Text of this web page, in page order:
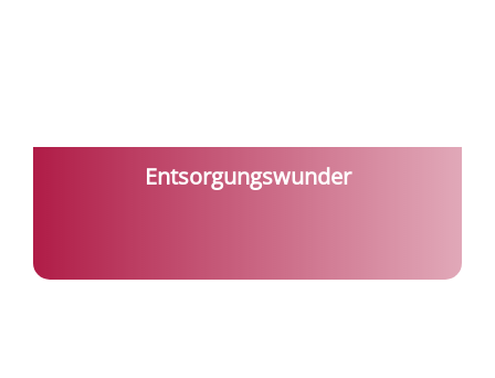
Entsorgungswunder